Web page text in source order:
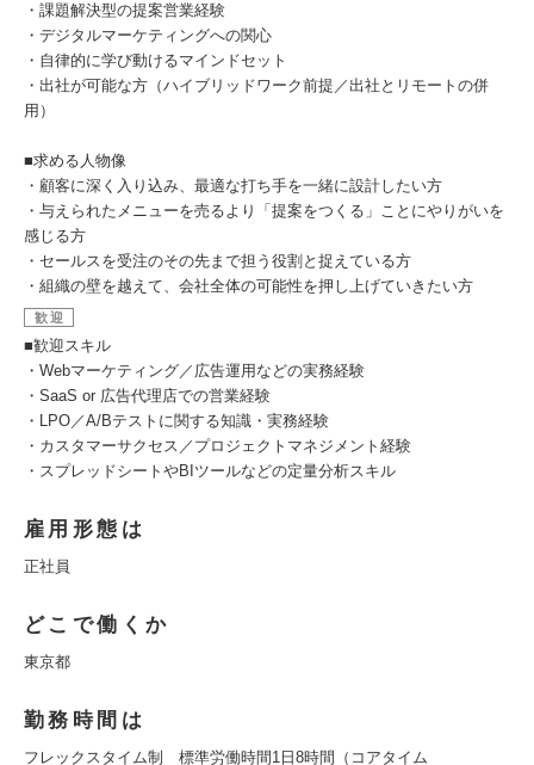
・課題解決型の提案営業経験
・デジタルマーケティングへの関心
・自律的に学び動けるマインドセット
・出社が可能な方（ハイブリッドワーク前提／出社とリモートの併
用）
■求める人物像
・顧客に深く入り込み、最適な打ち手を一緒に設計したい方
・与えられたメニューを売るより「提案をつくる」ことにやりがいを
感じる方
・セールスを受注のその先まで担う役割と捉えている方
・組織の壁を越えて、会社全体の可能性を押し上げていきたい方
歓迎
■歓迎スキル
・Webマーケティング／広告運用などの実務経験
・SaaS or 広告代理店での営業経験
・LPO／A/Bテストに関する知識・実務経験
・カスタマーサクセス／プロジェクトマネジメント経験
・スプレッドシートやBIツールなどの定量分析スキル
雇用形態は
正社員
どこで働くか
東京都
勤務時間は
フレックスタイム制 標準労働時間1日8時間（コアタイム